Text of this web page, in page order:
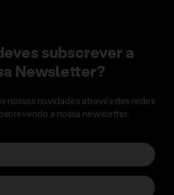
subscrever a
Newsletter?
nossas novidades através das redes
a nossa newsletter.